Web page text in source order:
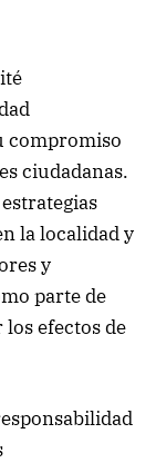
compromiso
ciudadanas.
la localidad y
y
parte de
efectos de